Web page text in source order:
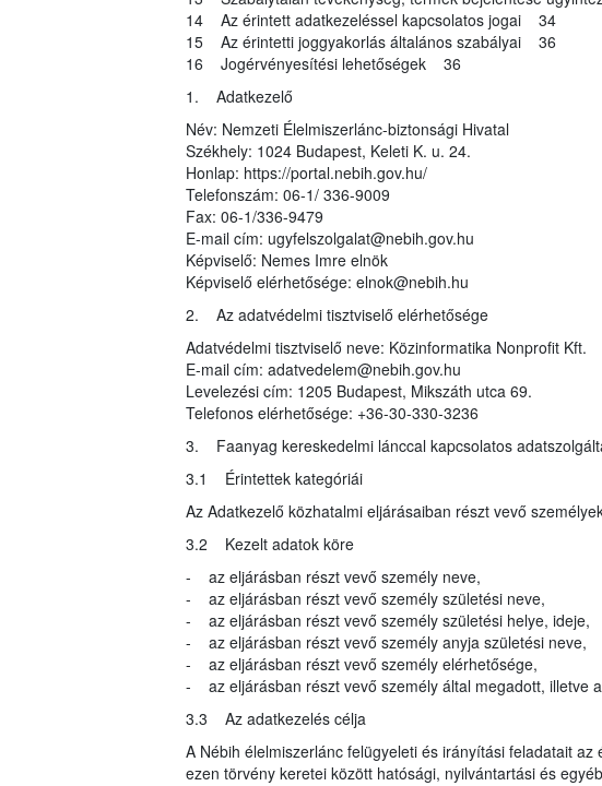
14 Az érintett adatkezeléssel kapcsolatos jogai 34
15 Az érintetti joggyakorlás általános szabályai 36
16 Jogérvényesítési lehetőségek 36
1. Adatkezelő
Név: Nemzeti Élelmiszerlánc-biztonsági Hivatal
Székhely: 1024 Budapest, Keleti K. u. 24.
Honlap: https://portal.nebih.gov.hu/
Telefonszám: 06-1/ 336-9009
Fax: 06-1/336-9479
E-mail cím: ugyfelszolgalat@nebih.gov.hu
Képviselő: Nemes Imre elnök
Képviselő elérhetősége: elnok@nebih.hu
2. Az adatvédelmi tisztviselő elérhetősége
Adatvédelmi tisztviselő neve: Közinformatika Nonprofit Kft.
E-mail cím: adatvedelem@nebih.gov.hu
Levelezési cím: 1205 Budapest, Mikszáth utca 69.
Telefonos elérhetősége: +36-30-330-3236
3. Faanyag kereskedelmi lánccal kapcsolatos
3.1 Érintettek kategóriái
Az Adatkezelő közhatalmi eljárásaiban részt vevő
3.2 Kezelt adatok köre
- az eljárásban részt vevő személy neve,
- az eljárásban részt vevő személy születési neve,
- az eljárásban részt vevő személy születési helye, ideje,
- az eljárásban részt vevő személy anyja születési neve,
- az eljárásban részt vevő személy elérhetősége,
- az eljárásban részt vevő személy által megadott, illetve
3.3 Az adatkezelés célja
A Nébih élelmiszerlánc felügyeleti és irányítási feladatait
ezen törvény keretei között hatósági, nyilvántartási és